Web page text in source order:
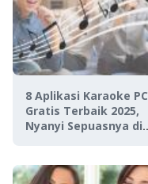
8 Aplikasi Karaoke PC
Gratis Terbaik 2025,
Nyanyi Sepuasnya di